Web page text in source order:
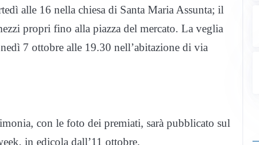
alle 16 nella chiesa di Santa Maria Assunta; il
propri fino alla piazza del mercato. La veglia
7 ottobre alle 19.30 nell’abitazione di via
con le foto dei premiati, sarà pubblicato sul
in edicola dall’11 ottobre.